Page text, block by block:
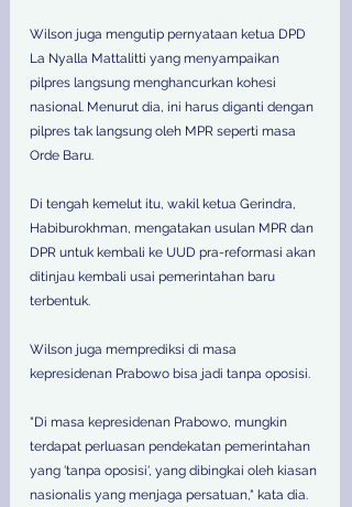
Wilson juga mengutip pernyataan ketua DPD
La Nyalla Mattalitti yang menyampaikan
pilpres langsung menghancurkan kohesi
nasional. Menurut dia, ini harus diganti dengan
pilpres tak langsung oleh MPR seperti masa
Orde Baru.
Di tengah kemelut itu, wakil ketua Gerindra,
Habiburokhman, mengatakan usulan MPR dan
DPR untuk kembali ke UUD pra-reformasi akan
ditinjau kembali usai pemerintahan baru
terbentuk.
Wilson juga memprediksi di masa
kepresidenan Prabowo bisa jadi tanpa oposisi.
"Di masa kepresidenan Prabowo, mungkin
terdapat perluasan pendekatan pemerintahan
yang 'tanpa oposisi', yang dibingkai oleh kiasan
nasionalis yang menjaga persatuan," kata dia.